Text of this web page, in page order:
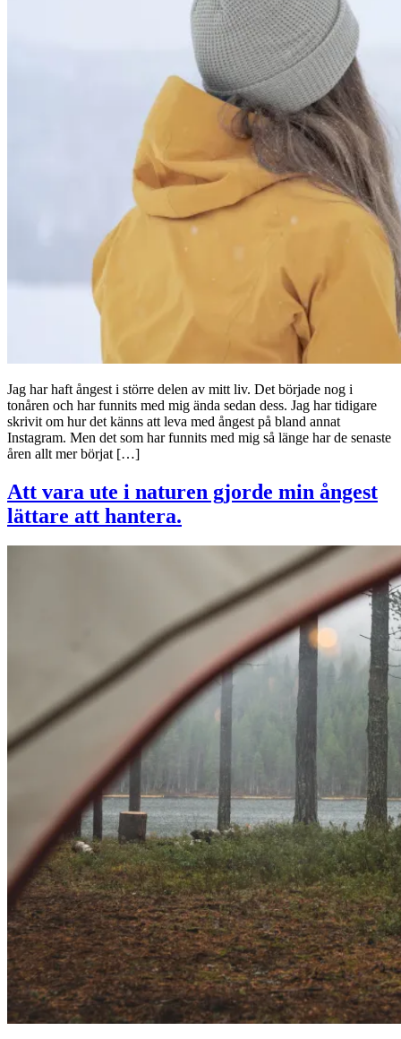
Jag har haft ångest i större delen av mitt liv. Det började nog i
tonåren och har funnits med mig ända sedan dess. Jag har tidigare
skrivit om hur det känns att leva med ångest på bland annat
Instagram. Men det som har funnits med mig så länge har de senaste
åren allt mer börjat […]
Att vara ute i naturen gjorde min ångest
lättare att hantera.